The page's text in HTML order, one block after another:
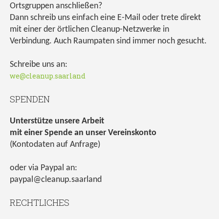
Ortsgruppen anschließen?
Dann schreib uns einfach eine E-Mail oder trete direkt
mit einer der örtlichen Cleanup-Netzwerke in
Verbindung. Auch Raumpaten sind immer noch gesucht.
Schreibe uns an:
we@cleanup.saarland
SPENDEN
Unterstütze unsere Arbeit
mit einer Spende an unser Vereinskonto
(Kontodaten auf Anfrage)
oder via Paypal an:
paypal@cleanup.saarland
RECHTLICHES